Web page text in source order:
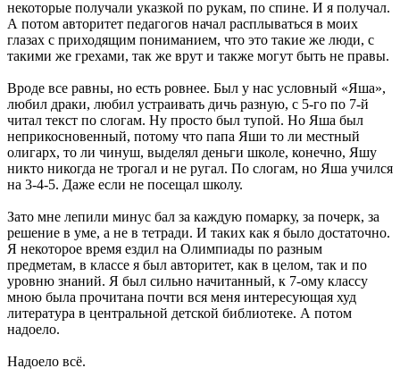
некоторые получали указкой по рукам, по спине. И я получал.
А потом авторитет педагогов начал расплываться в моих
глазах с приходящим пониманием, что это такие же люди, с
такими же грехами, так же врут и также могут быть не правы.
Вроде все равны, но есть ровнее. Был у нас условный «Яша»,
любил драки, любил устраивать дичь разную, с 5-го по 7-й
читал текст по слогам. Ну просто был тупой. Но Яша был
неприкосновенный, потому что папа Яши то ли местный
олигарх, то ли чинуш, выделял деньги школе, конечно, Яшу
никто никогда не трогал и не ругал. По слогам, но Яша учился
на 3-4-5. Даже если не посещал школу.
Зато мне лепили минус бал за каждую помарку, за почерк, за
решение в уме, а не в тетради. И таких как я было достаточно.
Я некоторое время ездил на Олимпиады по разным
предметам, в классе я был авторитет, как в целом, так и по
уровню знаний. Я был сильно начитанный, к 7-ому классу
мною была прочитана почти вся меня интересующая худ
литература в центральной детской библиотеке. А потом
надоело.
Надоело всё.